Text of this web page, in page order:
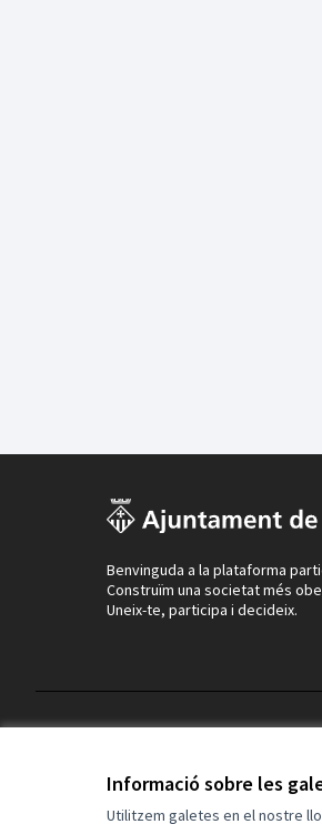
Informació sobre les
Utilitzem galetes en el nostre
Benvinguda a la plataforma
Construïm una societat més
Uneix-te, participa i decideix.